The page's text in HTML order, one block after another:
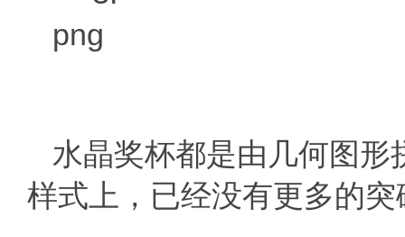
水晶奖杯都是由几何图
样式上，已经没有更多的突